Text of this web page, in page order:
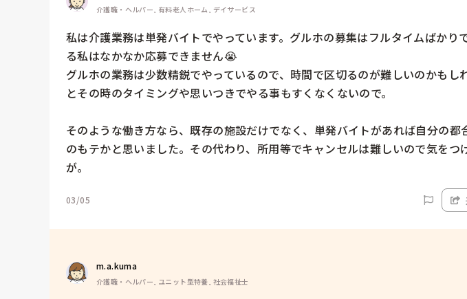
介護職・ヘルパー, 有料老人ホーム, デイサービス
私は介護業務は単発バイトでやっています。グルホの募集はフルタイムばかり
る私はなかなか応募できません😭
グルホの業務は少数精鋭でやっているので、時間で区切るのが難しいのかもし
とその時のタイミングや思いつきでやる事もすくなくないので。
そのような働き方なら、既存の施設だけでなく、単発バイトがあれば自分の都
のもテかと思いました。その代わり、所用等でキャンセルは難しいので気をつ
が。
03/05
m.a.kuma
介護職・ヘルパー, ユニット型特養, 社会福祉士